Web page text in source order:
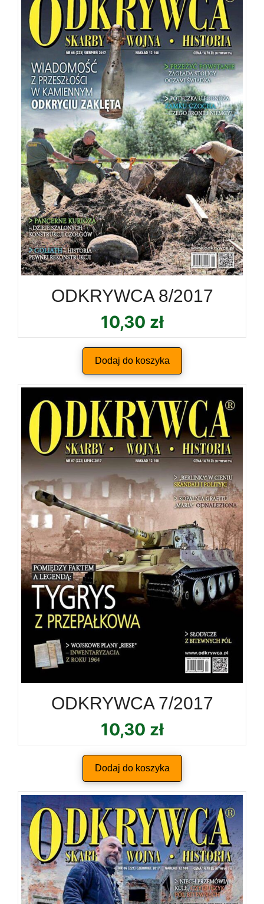
ODKRYWCA 8/2017
10,30 zł
Dodaj do koszyka
ODKRYWCA 7/2017
10,30 zł
Dodaj do koszyka